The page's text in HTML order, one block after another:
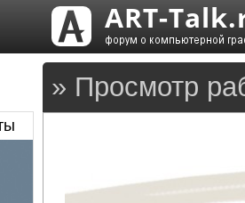
» Просмотр